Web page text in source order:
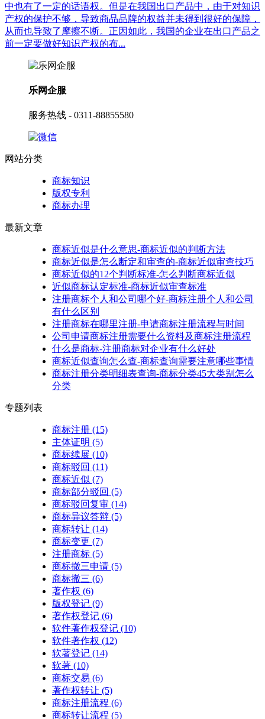
中也有了一定的话语权。但是在我国出口产品中，由于对知识
产权的保护不够，导致商品品牌的权益并未得到很好的保障，
从而也导致了摩擦不断。正因如此，我国的企业在出口产品之
前一定要做好知识产权的布...
乐网企服
服务热线 - 0311-88855580
网站分类
商标知识
版权专利
商标办理
最新文章
商标近似是什么意思-商标近似的判断方法
商标近似是怎么断定和审查的-商标近似审查技巧
商标近似的12个判断标准-怎么判断商标近似
近似商标认定标准-商标近似审查标准
注册商标个人和公司哪个好-商标注册个人和公司
有什么区别
注册商标在哪里注册-申请商标注册流程与时间
公司申请商标注册需要什么资料及商标注册流程
什么是商标-注册商标对企业有什么好处
商标近似查询怎么查-商标查询需要注意哪些事情
商标注册分类明细表查询-商标分类45大类别怎么
分类
专题列表
商标注册 (15)
主体证明 (5)
商标续展 (10)
商标驳回 (11)
商标近似 (7)
商标部分驳回 (5)
商标驳回复审 (14)
商标异议答辩 (5)
商标转让 (14)
商标变更 (7)
注册商标 (5)
商标撤三申请 (5)
商标撤三 (6)
著作权 (6)
版权登记 (9)
著作权登记 (6)
软件著作权登记 (10)
软件著作权 (12)
软著登记 (14)
软著 (10)
商标交易 (6)
著作权转让 (5)
商标注册流程 (6)
商标转让流程 (5)